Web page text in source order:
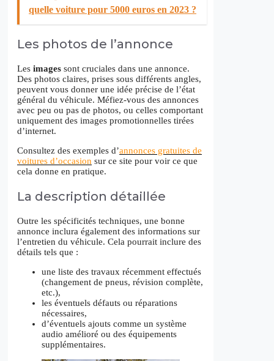
quelle voiture pour 5000 euros en 2023 ?
Les photos de l’annonce
Les images sont cruciales dans une annonce.
Des photos claires, prises sous différents angles,
peuvent vous donner une idée précise de l’état
général du véhicule. Méfiez-vous des annonces
avec peu ou pas de photos, ou celles comportant
uniquement des images promotionnelles tirées
d’internet.
Consultez des exemples d’annonces gratuites de
voitures d’occasion sur ce site pour voir ce que
cela donne en pratique.
La description détaillée
Outre les spécificités techniques, une bonne
annonce inclura également des informations sur
l’entretien du véhicule. Cela pourrait inclure des
détails tels que :
une liste des travaux récemment effectués
(changement de pneus, révision complète,
etc.),
les éventuels défauts ou réparations
nécessaires,
d’éventuels ajouts comme un système
audio amélioré ou des équipements
supplémentaires.